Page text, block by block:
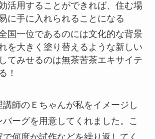
活用することができれば、住む場
に手に入れられることになる
国一位であるのには文化的な背景
を大きく塗り替えるような新しい
てみせるのは無茶苦茶エキサイテ
！
師のＥちゃんが私をイメージし
ーグを用意してくれました。こ